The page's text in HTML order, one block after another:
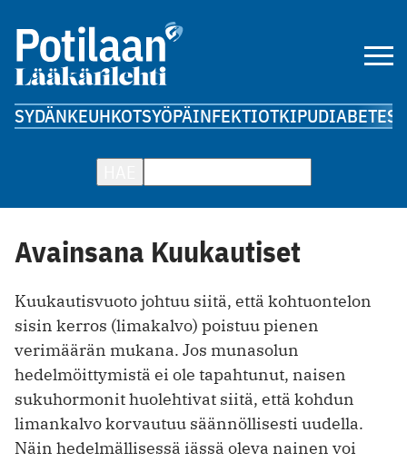
SYDÄNKEUHKOTSYÖPÄINFEKTIOTKIPUDIABETES
Avainsana Kuukautiset
Kuukautisvuoto johtuu siitä, että kohtuontelon
sisin kerros (limakalvo) poistuu pienen
verimäärän mukana. Jos munasolun
hedelmöittymistä ei ole tapahtunut, naisen
sukuhormonit huolehtivat siitä, että kohdun
limankalvo korvautuu säännöllisesti uudella.
Näin hedelmällisessä iässä oleva nainen voi